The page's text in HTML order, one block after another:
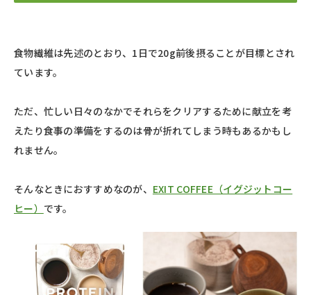
食物繊維は先述のとおり、1日で20g前後摂ることが目標とされ
ています。
ただ、忙しい日々のなかでそれらをクリアするために献立を考
えたり食事の準備をするのは骨が折れてしまう時もあるかもし
れません。
そんなときにおすすめなのが、 EXIT COFFEE（イグジットコー
ヒー） です。